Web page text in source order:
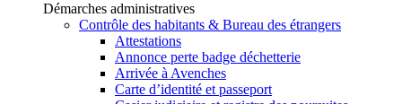
Démarches administratives
Contrôle des habitants & Bureau des étrangers
Attestations
Annonce perte badge déchetterie
Arrivée à Avenches
Carte d’identité et passeport